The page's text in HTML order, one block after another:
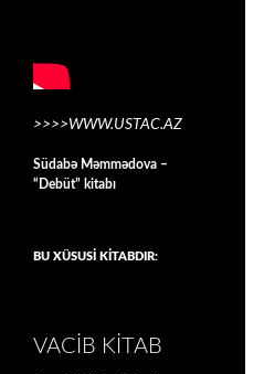
>>>>WWW.USTAC.AZ
Südabə Məmmədova –
“Debüt” kitabı
BU XÜSUSİ KİTABDIR:
VACIB KITAB